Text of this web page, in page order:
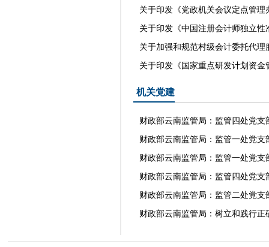
关于印发《党政机关会议定点管理
关于印发《中国注册会计师独立
关于加强和规范村级会计委托代理
关于印发《国家重点研发计划资金
机关党建
财政部云南监管局：监管四处党支
财政部云南监管局：监管一处党支
财政部云南监管局：监管一处党支
财政部云南监管局：监管四处党支
财政部云南监管局：监管二处党支
财政部云南监管局：树立和践行正